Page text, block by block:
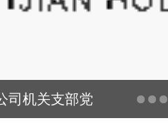
司机关支部党